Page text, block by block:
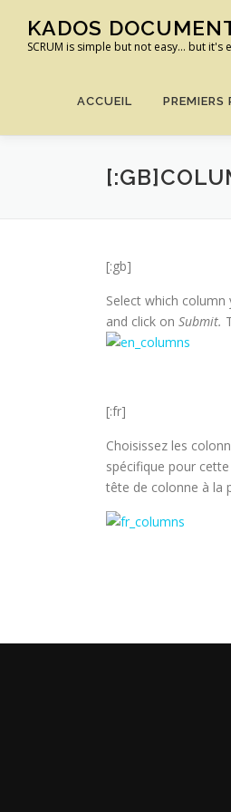
contenu
KADOS
SCRUM is simple but not easy… but it's
ACCUEIL PREMIERS
[:gb]
Select which
and click on Submit.
[:fr]
Choisissez les
spécifique pour
tête de colonne à la